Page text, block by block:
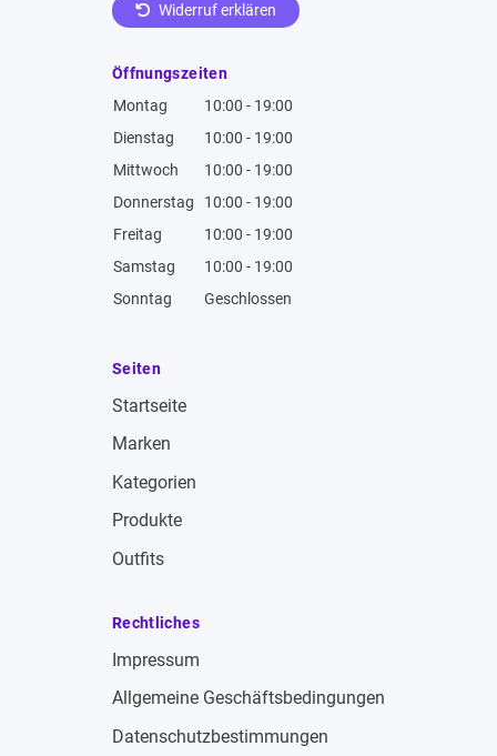
Widerruf erklären
Öffnungszeiten
Montag
10:00 - 19:00
Dienstag
10:00 - 19:00
Mittwoch
10:00 - 19:00
Donnerstag
10:00 - 19:00
Freitag
10:00 - 19:00
Samstag
10:00 - 19:00
Sonntag
Geschlossen
Seiten
Startseite
Marken
Kategorien
Produkte
Outfits
Rechtliches
Impressum
Allgemeine Geschäftsbedingungen
Datenschutzbestimmungen